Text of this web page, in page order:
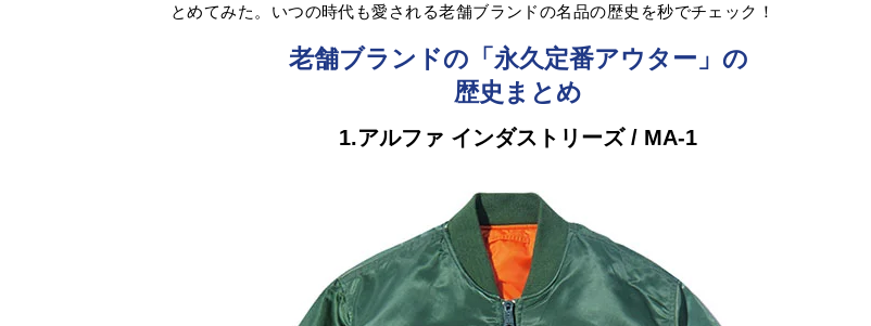
とめてみた。いつの時代も愛される老舗ブランドの名品の歴史を秒でチェック！
老舗ブランドの「永久定番アウター」の
歴史まとめ
1.アルファ インダストリーズ / MA-1